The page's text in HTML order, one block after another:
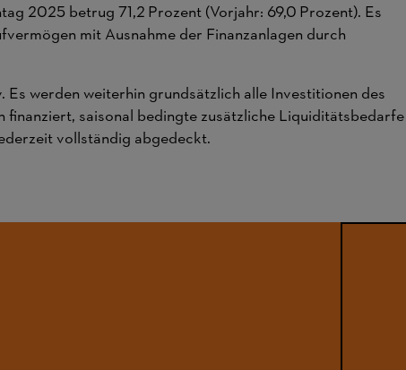
2025 betrug 71,2 Prozent (Vorjahr: 69,0 Prozent). Es
mit Ausnahme der Finanzanlagen durch
werden weiterhin grundsätzlich alle Investitionen des
finanziert, saisonal bedingte zusätzliche Liquiditätsbedarfe
vollständig abgedeckt.